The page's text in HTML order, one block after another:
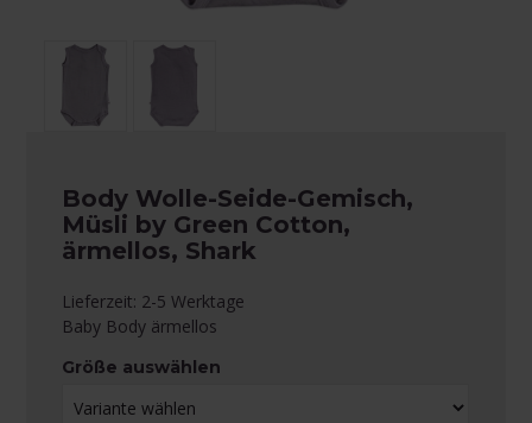
Body Wolle-Seide-Gemisch,
Müsli by Green Cotton,
ärmellos, Shark
Lieferzeit: 2-5 Werktage
Baby Body ärmellos
Größe auswählen